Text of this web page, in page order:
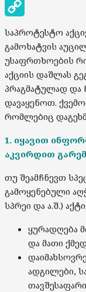
Google
Translate
Copy
Link
საპროტესტო
გამოხატვის
უსაფრთხოების
აქციის დაშლას
პრაგმატულად და
დავაყენოთ.
რომლებიც
1. იყავით
აკვირდით
თუ შეამჩნევთ
გამოყენებული
სპრეი და ა.შ.)
ყურადღება
და მათი
ადგილები,